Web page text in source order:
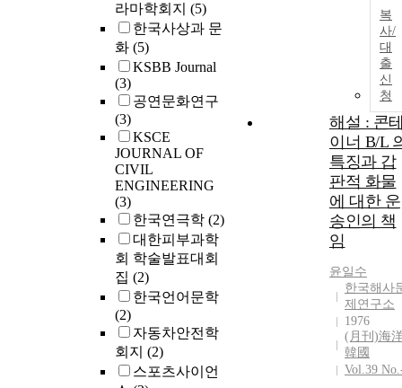
라마학회지 (5)
한국사상과 문
화 (5)
KSBB Journal
(3)
공연문화연구
(3)
KSCE
JOURNAL OF
CIVIL
ENGINEERING
(3)
한국연극학 (2)
대한피부과학
회 학술발표대회
집 (2)
한국언어문학
(2)
자동차안전학
회지 (2)
스포츠사이언
복
사/
대
출
신
청
해설 : 콘
이너 B/L
특징과 갑
판적 화물
에 대한 운
송인의 책
임
윤일수
한국해사
제연구소
1976
(月刊)海
韓國
Vol.39